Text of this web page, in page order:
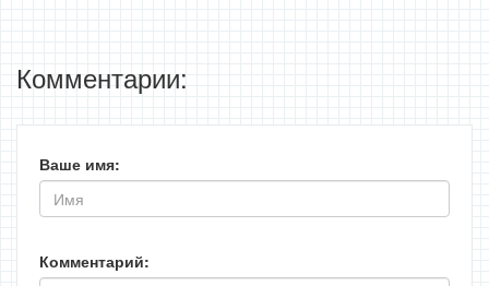
Комментарии:
Ваше имя:
Комментарий: